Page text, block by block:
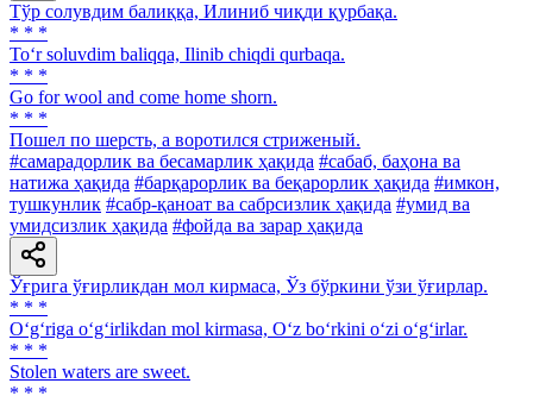
Тўр солувдим балиққа, Илиниб чиқди қурбақа.
* * *
To‘r soluvdim baliqqa, Ilinib chiqdi qurbaqa.
* * *
Go for wool and come home shorn.
* * *
Пошел по шерсть, а воротился стриженый.
#самарадорлик ва бесамарлик ҳақида #сабаб, баҳона ва
натижа ҳақида #барқарорлик ва беқарорлик ҳақида #имкон,
тушкунлик #сабр-қаноат ва сабрсизлик ҳақида #умид ва
умидсизлик ҳақида #фойда ва зарар ҳақида
Ўғрига ўғирликдан мол кирмаса, Ўз бўркини ўзи ўғирлар.
* * *
O‘g‘riga o‘g‘irlikdan mol kirmasa, O‘z bo‘rkini o‘zi o‘g‘irlar.
* * *
Stolen waters are sweet.